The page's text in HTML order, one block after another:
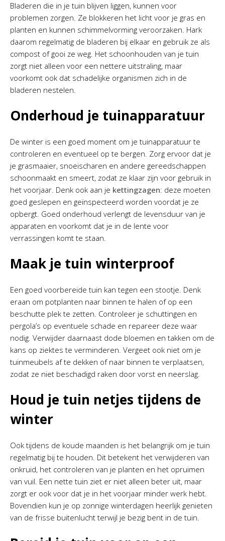
Bladeren die in je tuin blijven liggen, kunnen voor
problemen zorgen. Ze blokkeren het licht voor je gras en
planten en kunnen schimmelvorming veroorzaken. Hark
daarom regelmatig de bladeren bij elkaar en gebruik ze als
compost of gooi ze weg. Het schoonhouden van je tuin
zorgt niet alleen voor een nettere uitstraling, maar
voorkomt ook dat schadelijke organismen zich in de
bladeren nestelen.
Onderhoud je tuinapparatuur
De winter is een goed moment om je tuinapparatuur te
controleren en eventueel op te bergen. Zorg ervoor dat je
je grasmaaier, snoeischaren en andere gereedschappen
schoonmaakt en smeert, zodat ze klaar zijn voor gebruik in
het voorjaar. Denk ook aan je kettingzagen: deze moeten
goed geslepen en geïnspecteerd worden voordat je ze
opbergt. Goed onderhoud verlengt de levensduur van je
apparaten en voorkomt dat je in de lente voor
verrassingen komt te staan.
Maak je tuin winterproof
Een goed voorbereide tuin kan tegen een stootje. Denk
eraan om potplanten naar binnen te halen of op een
beschutte plek te zetten. Controleer je schuttingen en
pergola’s op eventuele schade en repareer deze waar
nodig. Verwijder daarnaast dode bloemen en takken om de
kans op ziektes te verminderen. Vergeet ook niet om je
tuinmeubels af te dekken of naar binnen te verplaatsen,
zodat ze niet beschadigd raken door vorst en neerslag.
Houd je tuin netjes tijdens de
winter
Ook tijdens de koude maanden is het belangrijk om je tuin
regelmatig bij te houden. Dit betekent het verwijderen van
onkruid, het controleren van je planten en het opruimen
van vuil. Een nette tuin ziet er niet alleen beter uit, maar
zorgt er ook voor dat je in het voorjaar minder werk hebt.
Bovendien kun je op zonnige winterdagen heerlijk genieten
van de frisse buitenlucht terwijl je bezig bent in de tuin.